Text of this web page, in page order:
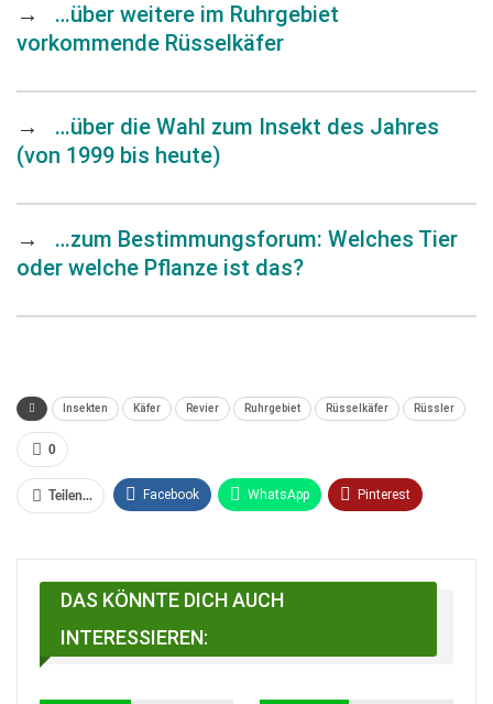
→ …über weitere im Ruhrgebiet
vorkommende Rüsselkäfer
→ …über die Wahl zum Insekt des Jahres
(von 1999 bis heute)
→ …zum Bestimmungsforum: Welches Tier
oder welche Pflanze ist das?
Insekten Käfer Revier Ruhrgebiet Rüsselkäfer Rüssler
0
Teilen... Facebook WhatsApp Pinterest
Facebook Messenger
DAS KÖNNTE DICH AUCH
INTERESSIEREN: